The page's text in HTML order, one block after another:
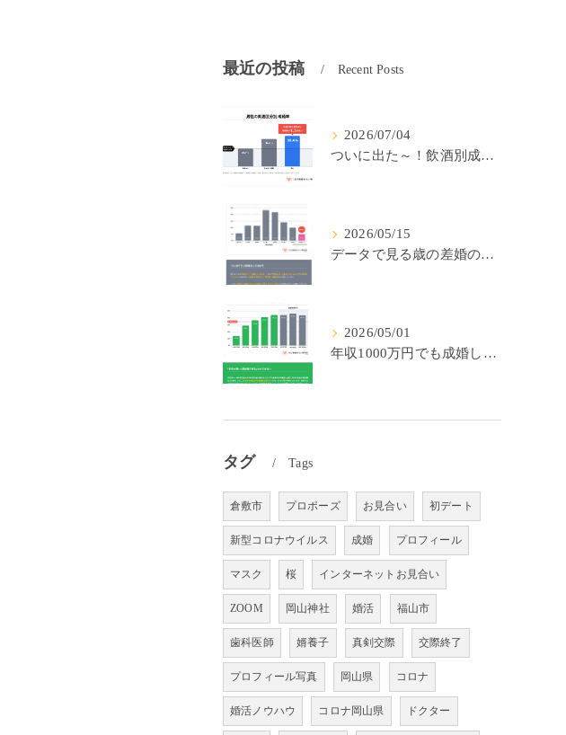
最近の投稿 Recent Posts
2026/07/04
ついに出た～！飲酒別成婚率(IBJ)！
2026/05/15
データで見る歳の差婚の確率の低さ。
2026/05/01
年収1000万円でも成婚しやすいとは限らない? 「年収帯別の成婚率」のリアル
タグ Tags
倉敷市 プロポーズ お見合い 初デート
新型コロナウイルス 成婚 プロフィール
マスク 桜 インターネットお見合い
ZOOM 岡山神社 婚活 福山市
歯科医師 婿養子 真剣交際 交際終了
プロフィール写真 岡山県 コロナ
婚活ノウハウ コロナ岡山県 ドクター